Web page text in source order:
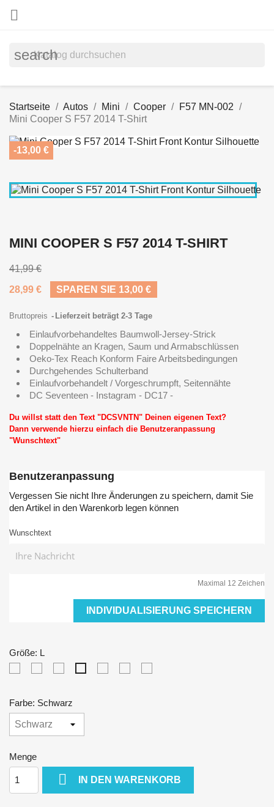

search
Startseite Autos Mini Cooper
F57 MN-002
Mini Cooper S F57 2014 T-Shirt
-13,00 €
MINI COOPER S F57 2014 T-SHIRT
41,99 €
28,99 €
SPAREN SIE 13,00 €
Bruttopreis Lieferzeit beträgt 2-3 Tage
Einlaufvorbehandeltes Baumwoll-Jersey-Strick
Doppelnähte an Kragen, Saum und Armabschlüssen
Oeko-Tex Reach Konform Faire Arbeitsbedingungen
Durchgehendes Schulterband
Einlaufvorbehandelt / Vorgeschrumpft, Seitennähte
DC Seventeen - Instagram - DC17 -
Du willst statt den Text "DCSVNTN" Deinen eigenen Text?
Dann verwende hierzu einfach die Benutzeranpassung
"Wunschtext"
Benutzeranpassung
Vergessen Sie nicht Ihre Änderungen zu speichern, damit Sie
den Artikel in den Warenkorb legen können
Wunschtext
Maximal 12 Zeichen
INDIVIDUALISIERUNG SPEICHERN
Größe: L
Farbe: Schwarz
Menge
 IN DEN WARENKORB